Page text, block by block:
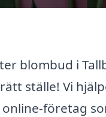
blombud i
ställe! Vi
företag